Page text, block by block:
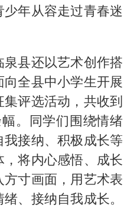
年从容走过青春迷
县还以艺术创作搭
全县中小学生开展
评选活动，共收到
。同学们围绕情绪
接纳、积极成长等
将内心感悟、成长
寸画面，用艺术表
、接纳自我成长。